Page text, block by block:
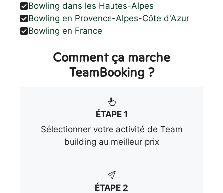
Bowling dans les Hautes-Alpes
Bowling en Provence-Alpes-Côte d'Azur
Bowling en France
Comment ça marche
TeamBooking ?
ÉTAPE 1
Sélectionner votre activité de Team
building au meilleur prix
ÉTAPE 2